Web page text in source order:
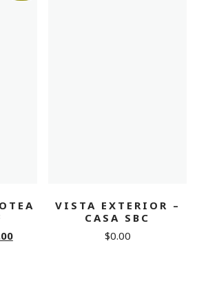
Current
VISTA EXTERIOR –
CASA SBC
$0.00